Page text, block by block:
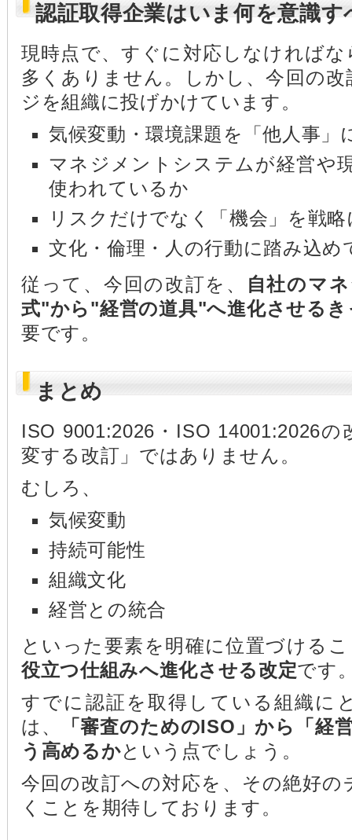
認証取得企業はいま何を意識す
現時点で、すぐに対応しなければ
多くありません。しかし、今回の
ジを組織に投げかけています。
気候変動・環境課題を「他人事」
マネジメントシステムが経営や
使われているか
リスクだけでなく「機会」を戦
文化・倫理・人の行動に踏み込め
従って、今回の改訂を、
自社のマ
式"から"経営の道具"へ進化させるき
要です。
まとめ
ISO 9001:2026・ISO 14001:2026
変する改訂」ではありません。
むしろ、
気候変動
持続可能性
組織文化
経営との統合
といった要素を明確に位置づける
役立つ仕組みへ進化させる改定です
すでに認証を取得している組織に
は、
「審査のためのISO」から「経
う高めるかという点でしょう。
今回の改訂への対応を、その絶好
くことを期待しております。